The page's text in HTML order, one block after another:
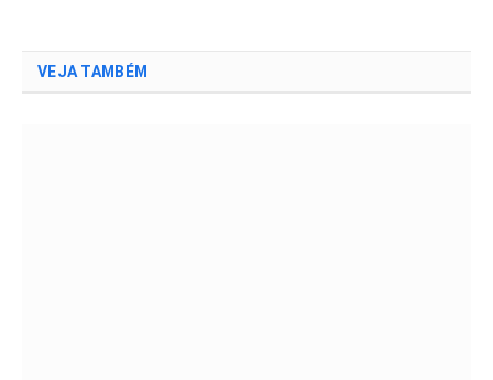
VEJA TAMBÉM